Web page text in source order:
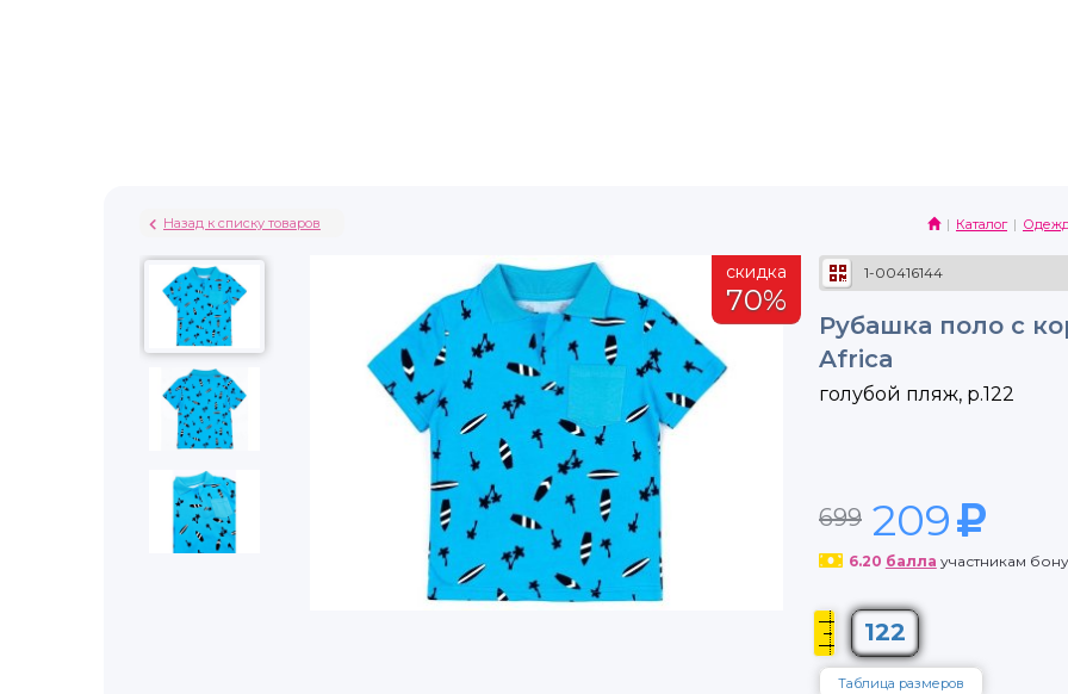
Назад к списку товаров Каталог
скидка
70%
1-00416144
Рубашка поло с
Africa
голубой пляж, р.122
699 209
6.20 балла участникам
122
Таблица размеров